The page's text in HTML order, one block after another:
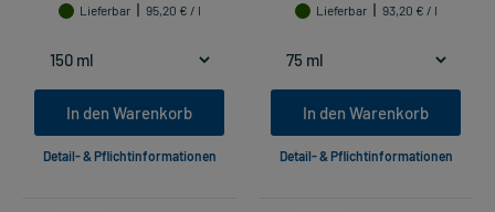
Lieferbar
95,20 € / l
In den Warenkorb
Detail- & Pflichtinformationen
Lieferbar
93,20 € / l
In den Warenkorb
Detail- & Pflichtinformationen